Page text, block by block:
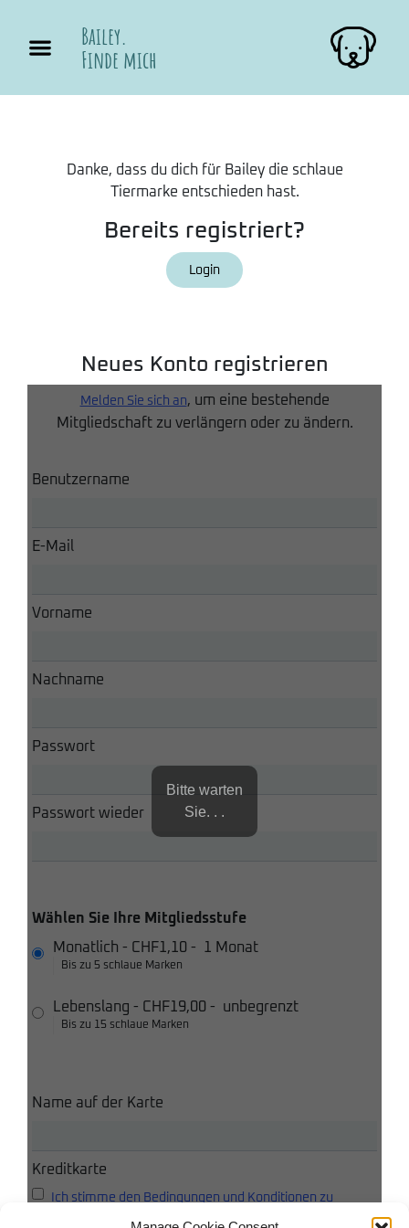
Bailey.
Finde mich
Danke, dass du dich für Bailey die schlaue
Tiermarke entschieden hast.
Bereits registriert?
Login
Neues Konto registrieren
Melden Sie sich an, um eine bestehende
Mitgliedschaft zu verlängern oder zu ändern.
Benutzername
E-Mail
Vorname
Nachname
Passwort
Passwort wieder
Wählen Sie Ihre Mitgliedsstufe
Monatlich - CHF1,10 - 1 Monat
Bis zu 5 schlaue Marken
Lebenslang - CHF19,00 - unbegrenzt
Bis zu 15 schlaue Marken
Name auf der Karte
Kreditkarte
Ich stimme den Bedingungen und Konditionen zu
Bitte warten
Sie. . .